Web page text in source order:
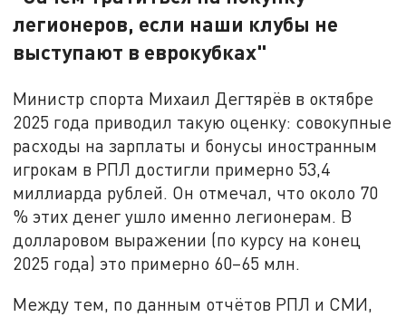
легионеров, если наши клубы не
выступают в еврокубках"
Министр спорта Михаил Дегтярёв в октябре
2025 года приводил такую оценку: совокупные
расходы на зарплаты и бонусы иностранным
игрокам в РПЛ достигли примерно 53,4
миллиарда рублей. Он отмечал, что около 70
% этих денег ушло именно легионерам. В
долларовом выражении (по курсу на конец
2025 года) это примерно 60–65 млн.
Между тем, по данным отчётов РПЛ и СМИ,